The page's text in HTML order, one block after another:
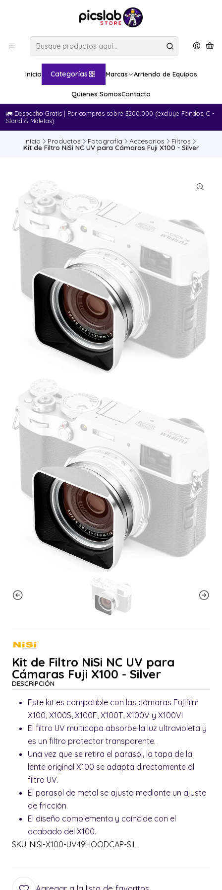
Inicio Categorías Marcas Arriendo de Equipos
Quienes SomosContacto
🚛​ Despacho Gratis | Por compras sobre $200.000 (excluye Fondos, C -
Stand & Maletas)
Inicio Productos Fotografía Accesorios Filtros
Kit de Filtro NiSi NC UV para Cámaras Fuji X100 - Silver
Kit de Filtro NiSi NC UV para
Cámaras Fuji X100 - Silver
DESCRIPCIÓN
Este kit es compatible con las cámaras Fujifilm
X100, X100S, X100F, X100T, X100V y X100VI
El filtro UV multicapa absorbe la luz ultravioleta y
es un filtro protector transparente.
Una vez que se retira el parasol, la tapa de la
lente original X100 se adapta directamente al
filtro UV.
El parasol de metal se ajusta mediante un ajuste
de fricción.
El diseño complementa y coincide con el
acabado del X100.
SKU: NISI-X100-UV49HOODCAP-SIL